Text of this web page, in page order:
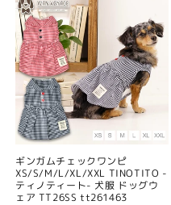
ギンガムチェックワンピ
XS/S/M/L/XL/XXL TINOTITO -
ティノティート- 犬服 ドッグウ
ェア TT26SS tt261463